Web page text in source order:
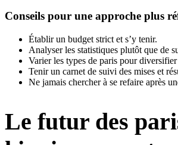
Conseils pour une approche plus
Établir un budget strict et s’y tenir.
Analyser les statistiques plutôt que de
Varier les types de paris pour diversifier
Tenir un carnet de suivi des mises et
Ne jamais chercher à se refaire après
Le futur des